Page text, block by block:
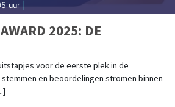
uur|
2025: DE
voor de eerste plek in de
stemmen en beoordelingen stromen binnen